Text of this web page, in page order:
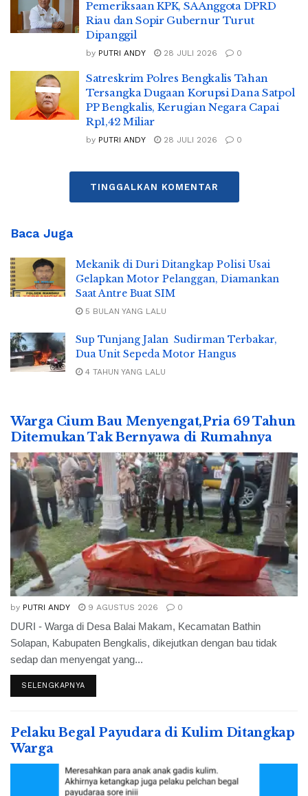
Pemeriksaan KPK, SA Anggota DPRD
Riau dan Sopir Gubernur Turut
Dipanggil
by PUTRI ANDY 28 JULI 2026 0
Satreskrim Polres Bengkalis Tahan
Tersangka Dugaan Korupsi Dana Satpol
PP Bengkalis, Kerugian Negara Capai
Rp1,42 Miliar
by PUTRI ANDY 28 JULI 2026 0
TINGGALKAN KOMENTAR
Baca Juga
Mekanik di Duri Ditangkap Polisi Usai
Gelapkan Motor Pelanggan, Diamankan
Saat Antre Buat SIM
5 BULAN YANG LALU
Sup Tunjang Jalan Sudirman Terbakar,
Dua Unit Sepeda Motor Hangus
4 TAHUN YANG LALU
Warga Cium Bau Menyengat,Pria 69 Tahun
Ditemukan Tak Bernyawa di Rumahnya
by PUTRI ANDY 9 AGUSTUS 2026 0
DURI - Warga di Desa Balai Makam, Kecamatan Bathin
Solapan, Kabupaten Bengkalis, dikejutkan dengan bau tidak
sedap dan menyengat yang...
SELENGKAPNYA
Pelaku Begal Payudara di Kulim Ditangkap
Warga